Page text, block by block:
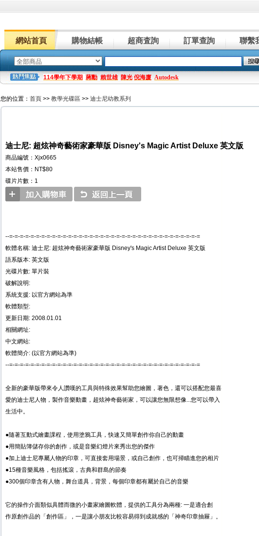
網站首頁 購物結帳 超商査詢 訂單查詢 聯繫
114學年下學期 蔣勳 賴世雄 陳光 倪海廈 Autodesk
您的位置： 首頁 >> 教學光碟區 >> 迪士尼幼教系列
迪士尼: 超炫神奇藝術家豪華版 Disney's Magic Artist Deluxe 英文版
商品編號：Xjx0665
本站售價：NT$80
碟片片數：1
--=-=-=-=-=-=-=-=-=-=-=-=-=-=-=-=-=-=-=-=-=-=-=-=-=-=-=-=-=-=-=-=-=-=-=-=
軟體名稱: 迪士尼: 超炫神奇藝術家豪華版 Disney's Magic Artist Deluxe 英文版
語系版本: 英文版
光碟片數: 單片裝
破解說明:
系統支援: 以官方網站為準
軟體類型:
更新日期: 2008.01.01
相關網址:
中文網站:
軟體簡介: (以官方網站為準)
--=-=-=-=-=-=-=-=-=-=-=-=-=-=-=-=-=-=-=-=-=-=-=-=-=-=-=-=-=-=-=-=-=-=-=-=
全新的豪華版帶來令人讚嘆的工具與特殊效果幫助您繪圖，著色，還可以搭配您最喜
愛的迪士尼人物，製作音樂動畫，超炫神奇藝術家，可以讓您無限想像...您可以帶入
生活中。
●隨著互動式繪畫課程，使用塗鴉工具，快速又簡單創作你自己的動畫
●用簡貼簿儲存你的創作，或是音樂幻燈片來秀出您的傑作
●加上迪士尼專屬人物的印章，可直接套用場景，或自己創作，也可掃瞄進您的相片
●15種音樂風格，包括搖滾，古典和群島的節奏
●300個印章含有人物，舞台道具，背景，每個印章都有屬於自己的音樂
它的操作介面類似具體而微的小畫家繪圖軟體，提供的工具分為兩種: 一是適合創
作原創作品的「創作區」，一是讓小朋友比較容易得到成就感的「神奇印章抽屜」。